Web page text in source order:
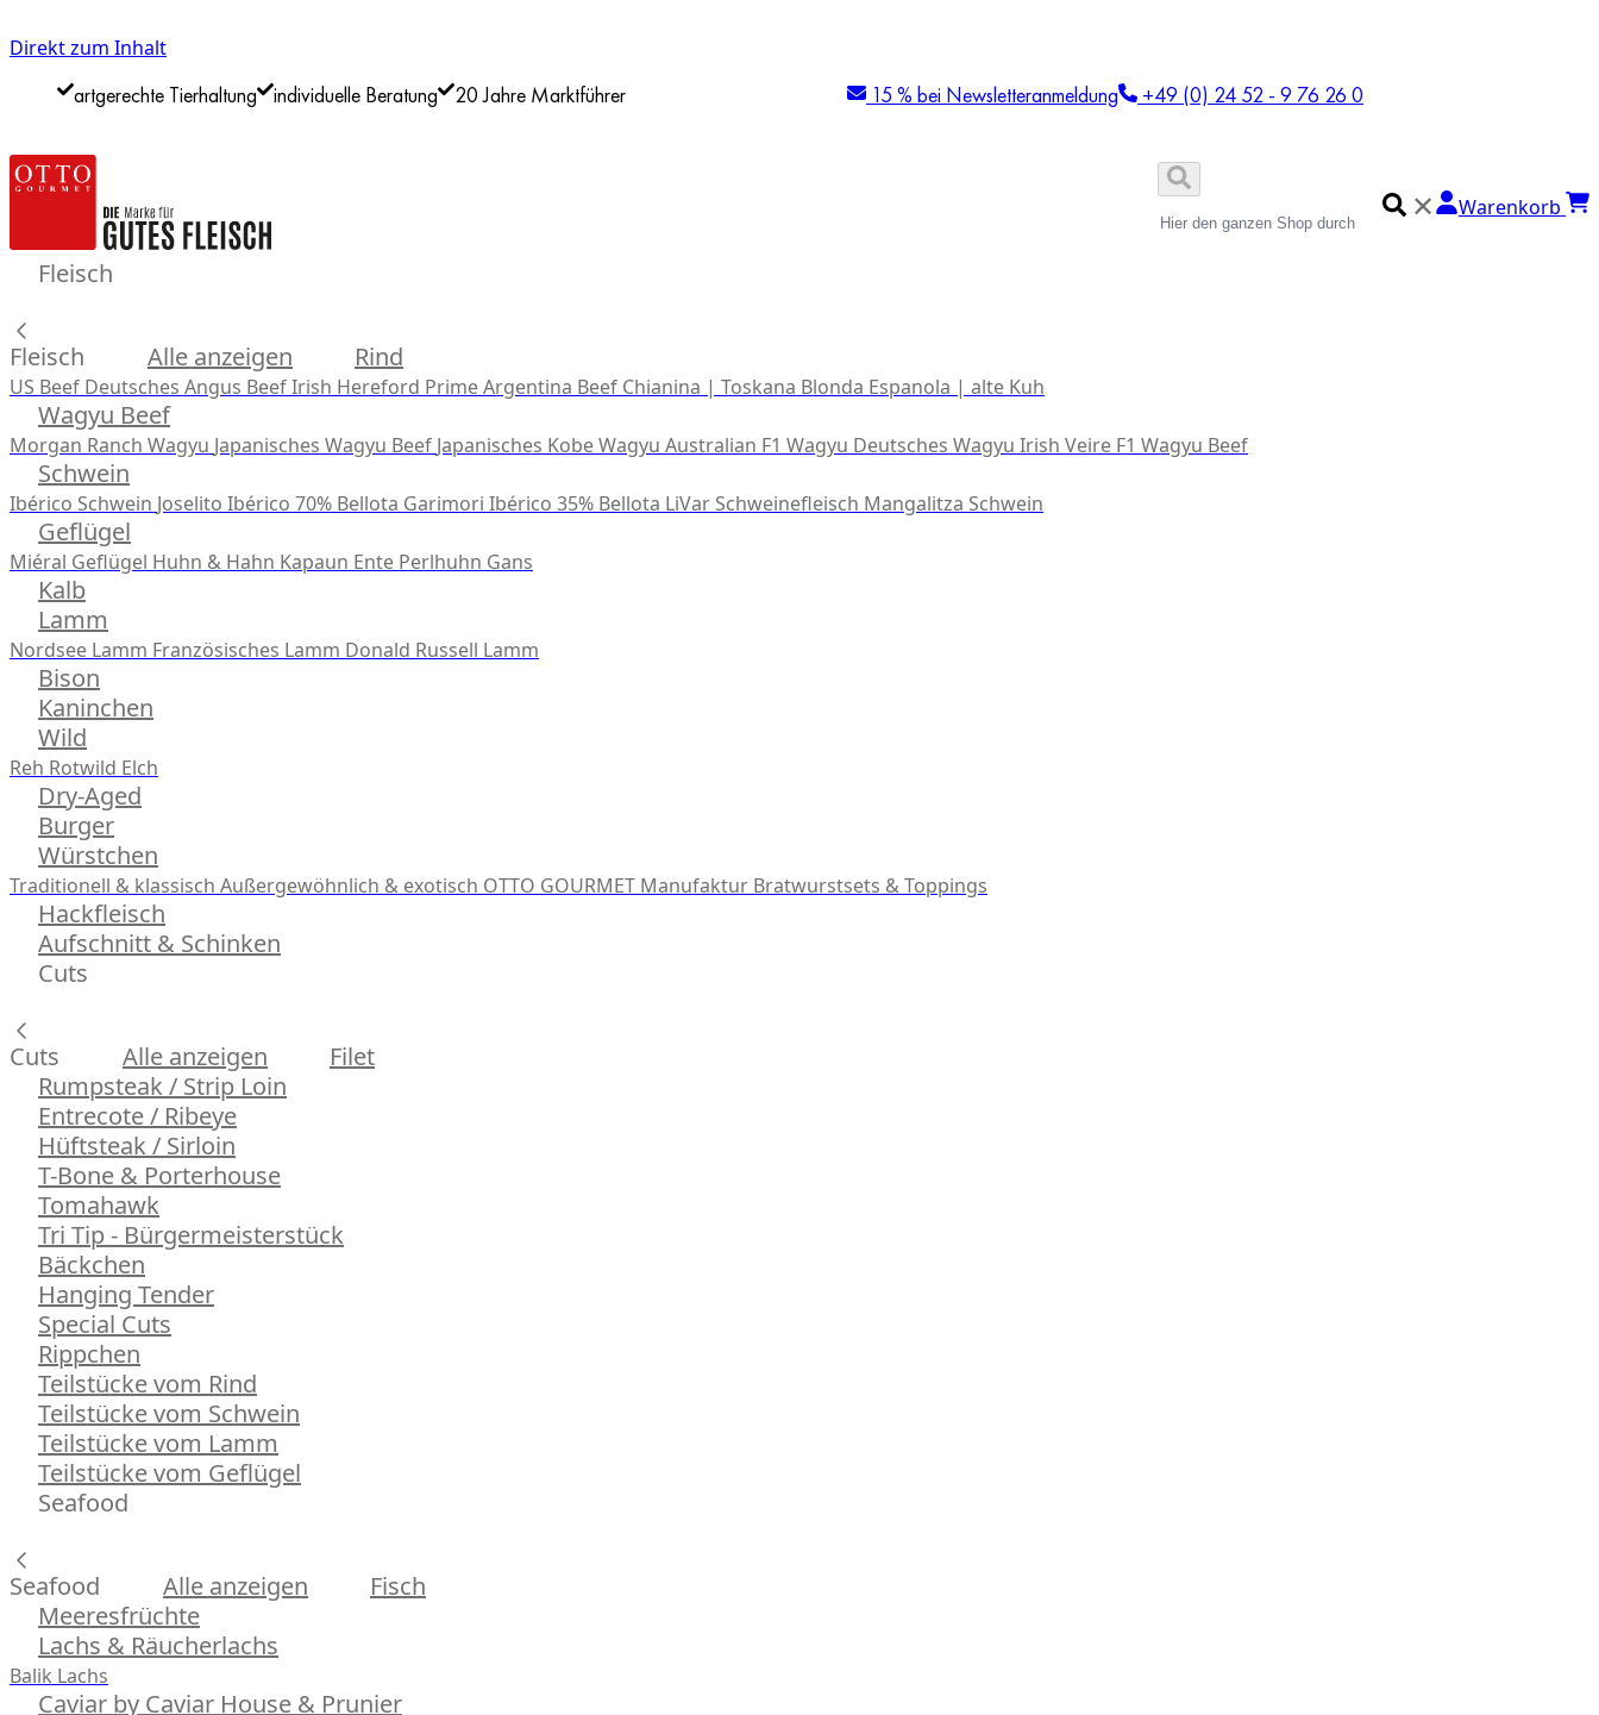
Direkt zum Inhalt
artgerechte Tierhaltung individuelle Beratung 20 Jahre Marktführer 15 % bei Newsletteranmeldung +49 (0) 24 52 - 9 76 26 0
✕ Warenkorb
Fleisch
Fleisch Alle anzeigen Rind
US Beef Deutsches Angus BeefIrish Hereford PrimeArgentina Beef Chianina | Toskana Blonda Espanola | alte Kuh
Wagyu Beef
Morgan Ranch Wagyu Japanisches Wagyu Beef Japanisches Kobe Wagyu Australian F1 Wagyu Deutsches Wagyu Irish Veire F1 Wagyu Beef
Schwein
Ibérico Schwein Joselito Ibérico 70% Bellota Garimori Ibérico 35% Bellota LiVar Schweinefleisch Mangalitza Schwein
Geflügel
Miéral Geflügel Huhn & Hahn Kapaun Ente Perlhuhn Gans
Kalb
Lamm
Nordsee Lamm Französisches Lamm Donald Russell Lamm
Bison
Kaninchen
Wild
Reh Rotwild Elch
Dry-Aged
Burger
Würstchen
Traditionell & klassisch Außergewöhnlich & exotisch OTTO GOURMET Manufaktur Bratwurstsets & Toppings
Hackfleisch
Aufschnitt & Schinken
Cuts
Cuts Alle anzeigen
Filet
Rumpsteak / Strip Loin
Entrecote / Ribeye
Hüftsteak / Sirloin
T-Bone & Porterhouse
Tomahawk
Tri Tip - Bürgermeisterstück
Bäckchen
Hanging Tender
Special Cuts
Rippchen
Teilstücke vom Rind
Teilstücke vom Schwein
Teilstücke vom Lamm
Teilstücke vom Geflügel
Seafood
Seafood Alle anzeigen
Fisch
Meeresfrüchte
Lachs & Räucherlachs
Balik Lachs
Caviar by Caviar House & Prunier